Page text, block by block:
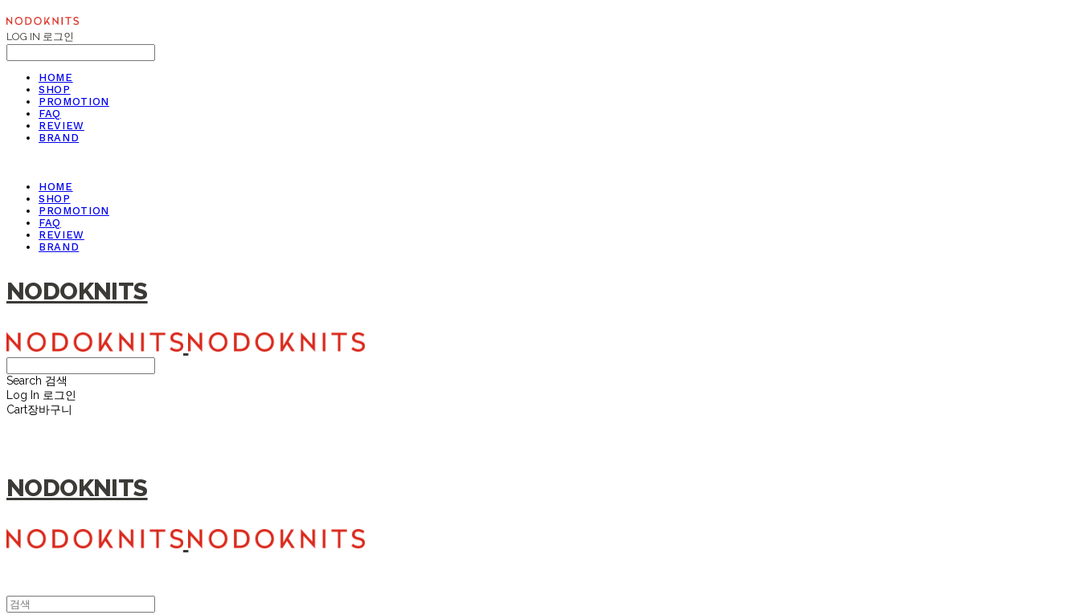
LOG IN 로그인
HOME
SHOP
PROMOTION
FAQ
REVIEW
BRAND
HOME
SHOP
PROMOTION
FAQ
REVIEW
BRAND
NODOKNITS
Search 검색
Log In 로그인
Cart장바구니
NODOKNITS